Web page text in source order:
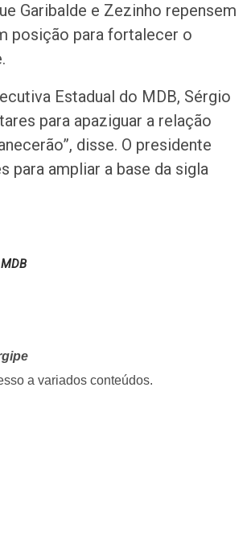
Garibalde e Zezinho repensem
posição para fortalecer o
Estadual do MDB, Sérgio
para apaziguar a relação
disse. O presidente
para ampliar a base da sigla
a variados conteúdos.